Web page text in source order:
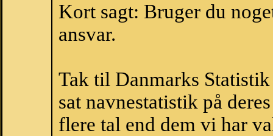
Kort sagt: Bruger du
ansvar.
Tak til Danmarks
sat navnestatistik på
flere tal end dem vi har